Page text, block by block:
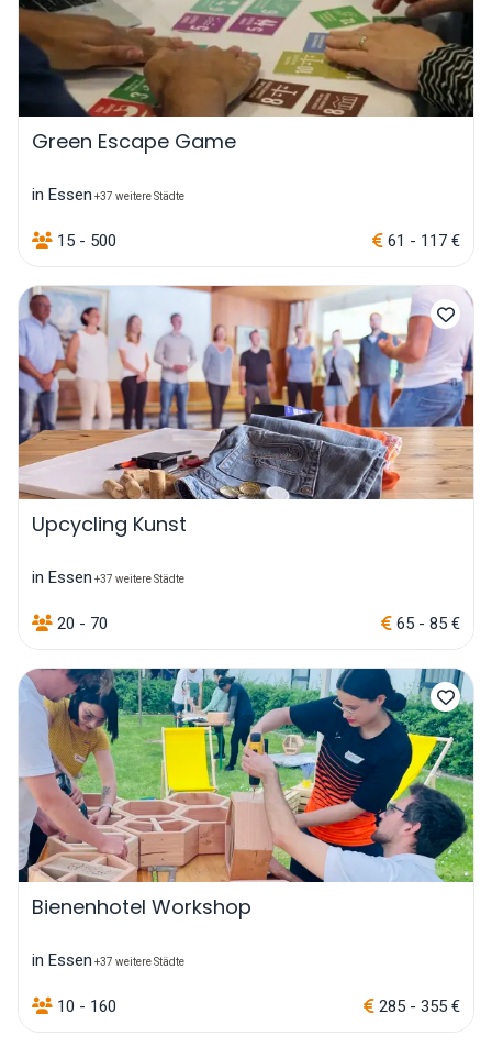
Green Escape Game
in Essen +37 weitere Städte
15 - 500 61 - 117 €
Upcycling Kunst
in Essen +37 weitere Städte
20 - 70 65 - 85 €
Bienenhotel Workshop
in Essen +37 weitere Städte
10 - 160 285 - 355 €